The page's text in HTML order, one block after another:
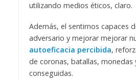
utilizando medios éticos, claro.
Además, el sentirnos capaces
adversario y mejorar mejorar
autoeficacia percibida,
de coronas, batallas, monedas
conseguidas.